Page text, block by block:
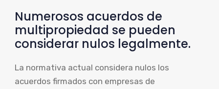
Numerosos acuerdos de
multipropiedad se pueden
considerar nulos legalmente.
La normativa actual considera nulos los
acuerdos firmados con empresas de